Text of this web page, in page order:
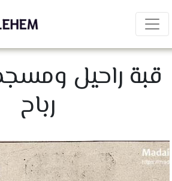
قبة راحيل
رباح